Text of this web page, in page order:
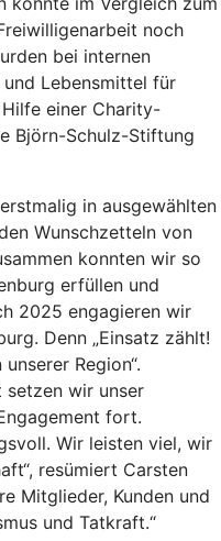
noch
bei internen
Lebensmittel für
Hilfe einer Charity-
Björn-Schulz-Stiftung
in ausgewählten
Wunschzetteln von
konnten wir so
erfüllen und
2025 engagieren wir
Denn „Einsatz zählt!
Region“.
setzen wir unser
fort.
Wir leisten viel, wir
resümiert Carsten
Mitglieder, Kunden und
und Tatkraft.“